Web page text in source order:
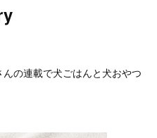
の連載で犬ごはんと犬おやつ